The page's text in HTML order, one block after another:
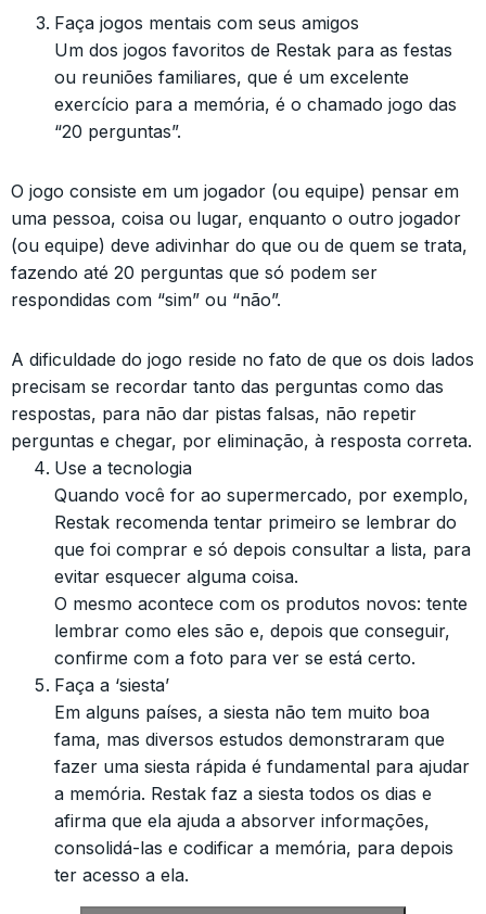
Faça jogos mentais com seus amigos
Um dos jogos favoritos de Restak para as festas
ou reuniões familiares, que é um excelente
exercício para a memória, é o chamado jogo das
“20 perguntas”.
O jogo consiste em um jogador (ou equipe) pensar em
uma pessoa, coisa ou lugar, enquanto o outro jogador
(ou equipe) deve adivinhar do que ou de quem se trata,
fazendo até 20 perguntas que só podem ser
respondidas com “sim” ou “não”.
A dificuldade do jogo reside no fato de que os dois lados
precisam se recordar tanto das perguntas como das
respostas, para não dar pistas falsas, não repetir
perguntas e chegar, por eliminação, à resposta correta.
Use a tecnologia
Quando você for ao supermercado, por exemplo,
Restak recomenda tentar primeiro se lembrar do
que foi comprar e só depois consultar a lista, para
evitar esquecer alguma coisa.
O mesmo acontece com os produtos novos: tente
lembrar como eles são e, depois que conseguir,
confirme com a foto para ver se está certo.
Faça a ‘siesta’
Em alguns países, a siesta não tem muito boa
fama, mas diversos estudos demonstraram que
fazer uma siesta rápida é fundamental para ajudar
a memória. Restak faz a siesta todos os dias e
afirma que ela ajuda a absorver informações,
consolidá-las e codificar a memória, para depois
ter acesso a ela.